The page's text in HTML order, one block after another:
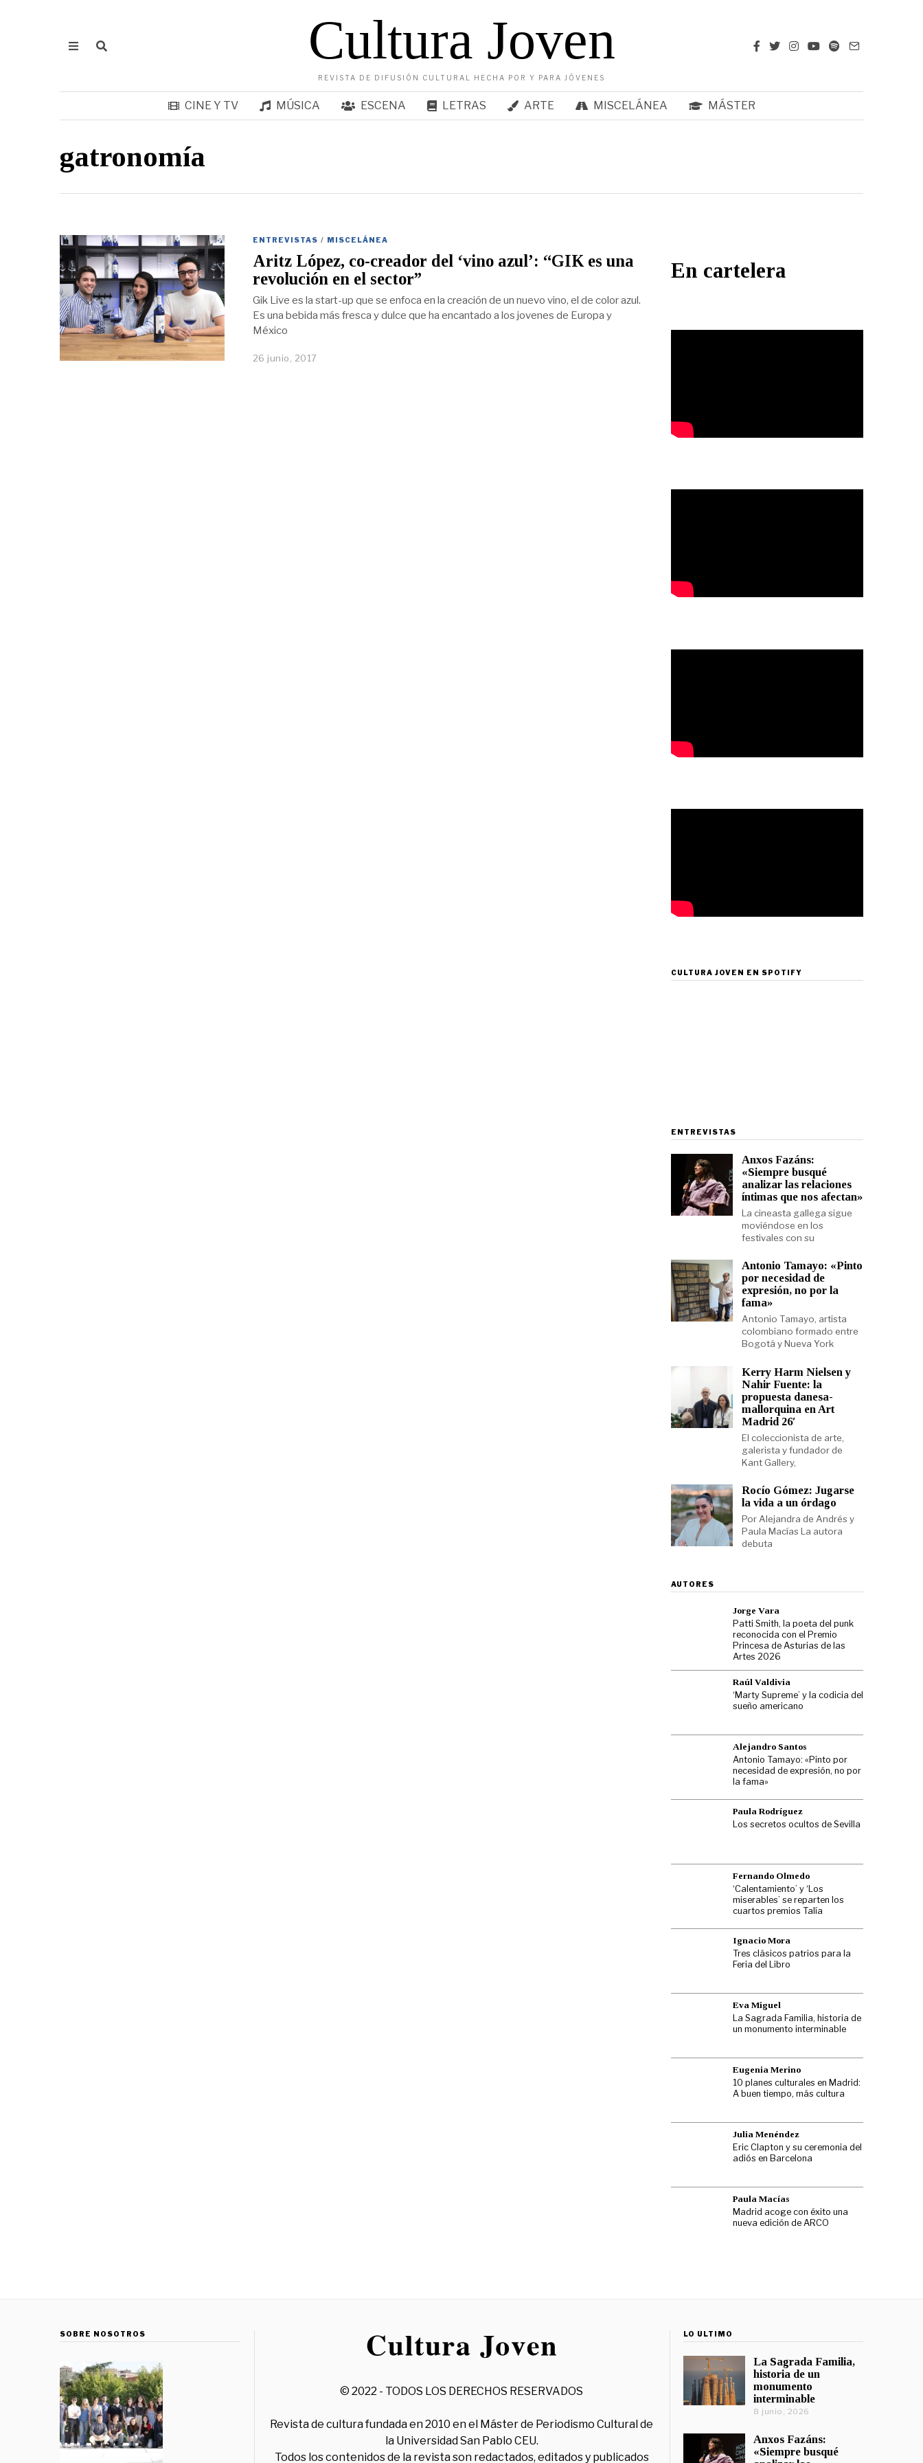
Cultura Joven
REVISTA DE DIFUSIÓN CULTURAL HECHA POR Y PARA JÓVENES
CINE Y TV MÚSICA ESCENA LETRAS ARTE MISCELÁNEA MÁSTER
gatronomía
ENTREVISTAS / MISCELÁNEA
Aritz López, co-creador del ‘vino azul’: “GIK es una
revolución en el sector”
Gik Live es la start-up que se enfoca en la creación de un nuevo vino, el de color azul.
Es una bebida más fresca y dulce que ha encantado a los jovenes de Europa y
México
26 junio, 2017
En cartelera
CULTURA JOVEN EN SPOTIFY
ENTREVISTAS
Anxos Fazáns:
«Siempre busqué
analizar las relaciones
íntimas que nos afectan»
La cineasta gallega sigue
moviéndose en los
festivales con su
Antonio Tamayo: «Pinto
por necesidad de
expresión, no por la
fama»
Antonio Tamayo, artista
colombiano formado entre
Bogotá y Nueva York
Kerry Harm Nielsen y
Nahir Fuente: la
propuesta danesa-
mallorquina en Art
Madrid 26′
El coleccionista de arte,
galerista y fundador de
Kant Gallery,
Rocío Gómez: Jugarse
la vida a un órdago
Por Alejandra de Andrés y
Paula Macías La autora
debuta
AUTORES
Jorge Vara
Patti Smith, la poeta del punk
reconocida con el Premio
Princesa de Asturias de las
Artes 2026
Raúl Valdivia
‘Marty Supreme’ y la codicia del
sueño americano
Alejandro Santos
Antonio Tamayo: «Pinto por
necesidad de expresión, no por
la fama»
Paula Rodríguez
Los secretos ocultos de Sevilla
Fernando Olmedo
‘Calentamiento’ y ‘Los
miserables’ se reparten los
cuartos premios Talía
Ignacio Mora
Tres clásicos patrios para la
Feria del Libro
Eva Miguel
La Sagrada Familia, historia de
un monumento interminable
Eugenia Merino
10 planes culturales en Madrid:
A buen tiempo, más cultura
Julia Menéndez
Eric Clapton y su ceremonia del
adiós en Barcelona
Paula Macías
Madrid acoge con éxito una
nueva edición de ARCO
SOBRE NOSOTROS
© 2022 - TODOS LOS DERECHOS RESERVADOS
Revista de cultura fundada en 2010 en el Máster de Periodismo Cultural de
la Universidad San Pablo CEU.
Todos los contenidos de la revista son redactados, editados y publicados
LO ÚLTIMO
La Sagrada Familia,
historia de un
monumento
interminable
8 junio, 2026
Anxos Fazáns:
«Siempre busqué